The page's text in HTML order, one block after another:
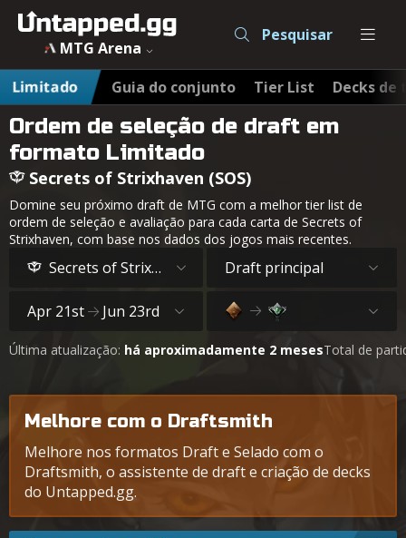
MTG Arena
Pesquisar
Limitado Guia do conjunto Tier List Decks
Ordem de seleção de draft em
formato Limitado
Secrets of Strixhaven (SOS)
Domine seu próximo draft de MTG com a melhor tier list de
ordem de seleção e avaliação para cada carta de Secrets of
Strixhaven, com base nos dados dos jogos mais recentes.
Secrets of Strixhaven Draft principal
Apr 21st Jun 23rd
Última atualização: há aproximadamente 2 mesesTotal de
Melhore com o Draftsmith
Melhore nos formatos Draft e Selado com o
Draftsmith, o assistente de draft e criação de decks
do Untapped.gg.